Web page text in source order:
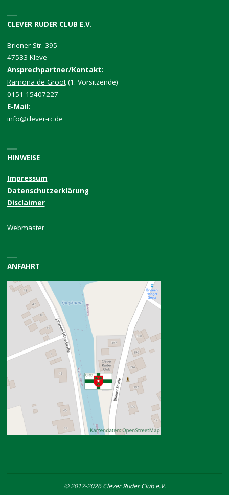
CLEVER RUDER CLUB E.V.
Briener Str. 395
47533 Kleve
Ansprechpartner/Kontakt:
Ramona de Groot(1. Vorsitzende)
0151-15407227
E-Mail:
info@clever-rc.de
HINWEISE
Impressum
Datenschutzerklärung
Disclaimer
Webmaster
ANFAHRT
© 2017-2026 Clever Ruder Club e.V.